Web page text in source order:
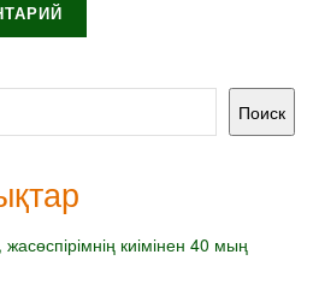
Поиск
киімінен 40 мың